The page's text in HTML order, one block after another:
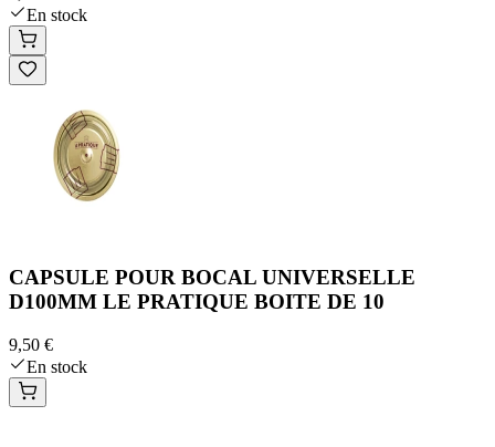
En stock
CAPSULE POUR BOCAL UNIVERSELLE
D100MM LE PRATIQUE BOITE DE 10
9,50 €
En stock